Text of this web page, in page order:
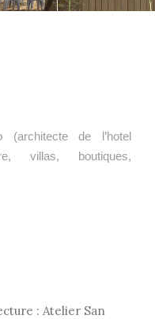
(architecte de l’hotel
villas, boutiques,
: Atelier San